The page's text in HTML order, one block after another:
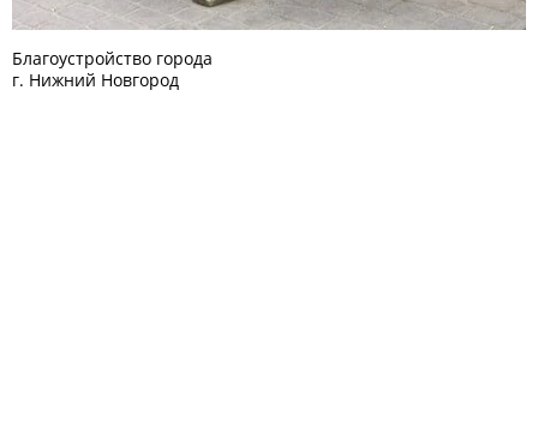
Благоустройство города
г. Нижний Новгород